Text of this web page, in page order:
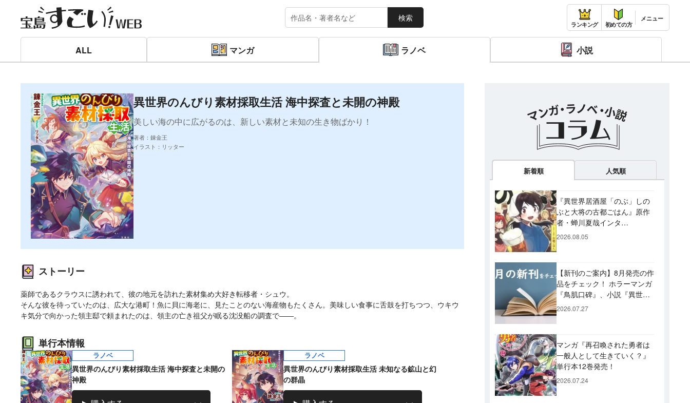
検索
ランキング 初めての方
ALL マンガ ラノベ 小説
異世界のんびり素材採取生活 海中探査と未開の神殿
美しい海の中に広がるのは、新しい素材と未知の生き物ばかり！
著者：錬金王
イラスト：リッター
ストーリー
薬師であるクラウスに誘われて、彼の地元を訪れた素材集め大好き転移者・シュウ。
そんな彼を待っていたのは、広大な港町！魚に貝に海老に、見たことのない海産物もたくさん。美味しい食事に舌鼓を打ちつつ、ウキウ
キ気分で向かった領主邸で頼まれたのは、領主の亡き祖父が眠る沈没船の調査で――。
単行本情報
ラノベ
異世界のんびり素材採取生活 海中探査と未開の
神殿
ラノベ
異世界のんびり素材採取生活 未知なる鉱山と幻
の群晶
新着順 人気順
『異世界居酒屋「のぶ」しの
ぶと大将の古都ごはん』原作
者・蝉川夏哉インタ
ビュー！ 今後「のぶ」に登
2026.08.05
【新刊のご案内】8月発売の作
品をチェック！ ホラーマンガ
『鳥肌口碑』、小説『異世界
居酒屋「げん」』、文庫『カ
2026.07.27
マンガ『再召喚された勇者は
一般人として生きていく？』
単行本12巻発売！
2026.07.24